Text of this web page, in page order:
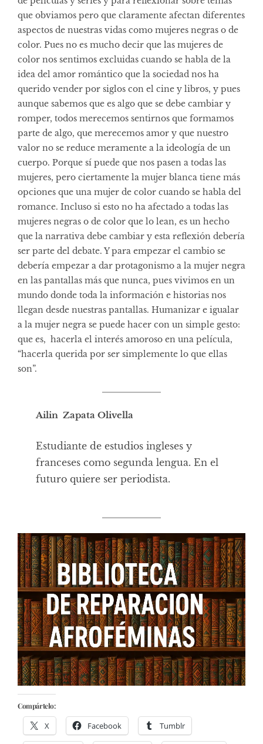
que obviamos pero que claramente afectan diferentes
aspectos de nuestras vidas como mujeres negras o de
color. Pues no es mucho decir que las mujeres de
color nos sentimos excluidas cuando se habla de la
idea del amor romántico que la sociedad nos ha
querido vender por siglos con el cine y libros, y pues
aunque sabemos que es algo que se debe cambiar y
romper, todos merecemos sentirnos que formamos
parte de algo, que merecemos amor y que nuestro
valor no se reduce meramente a la ideología de un
cuerpo. Porque sí puede que nos pasen a todas las
mujeres, pero ciertamente la mujer blanca tiene más
opciones que una mujer de color cuando se habla del
romance. Incluso si esto no ha afectado a todas las
mujeres negras o de color que lo lean, es un hecho
que la narrativa debe cambiar y esta reflexión debería
ser parte del debate. Y para empezar el cambio se
debería empezar a dar protagonismo a la mujer negra
en las pantallas más que nunca, pues vivimos en un
mundo donde toda la información e historias nos
llegan desde nuestras pantallas. Humanizar e igualar
a la mujer negra se puede hacer con un simple gesto:
que es, hacerla el interés amoroso en una película,
“hacerla querida por ser simplemente lo que ellas
son”.
Ailin Zapata Olivella
Estudiante de estudios ingleses y
franceses como segunda lengua. En el
futuro quiere ser periodista.
Compártelo:
X Facebook Tumblr